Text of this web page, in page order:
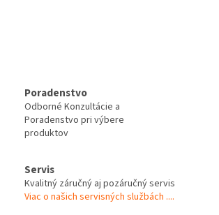
Poradenstvo
Odborné Konzultácie a
Poradenstvo pri výbere
produktov
Servis
Kvalitný záručný aj pozáručný servis
Viac o našich servisných službách ....